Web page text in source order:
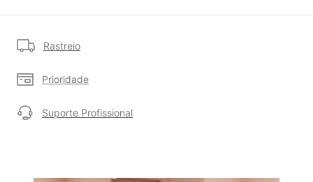
Rastreio
Prioridade
Suporte Profissional